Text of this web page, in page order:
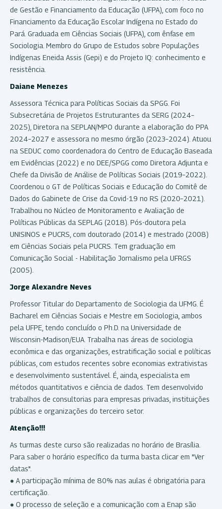
de Gestão e Financiamento da Educação (UFPA), com foco no
Financiamento da Educação Escolar Indígena no Estado do
Pará. Graduada em Ciências Sociais (UFPA), com ênfase em
Sociologia. Membro do Grupo de Estudos sobre Populações
Indígenas Eneida Assis (Gepi) e do Projeto IQ: conhecimento e
resistência.
Daiane Menezes
Assessora Técnica para Políticas Sociais da SPGG. Foi
Subsecretária de Projetos Estruturantes da SERG (2024–
2025), Diretora na SEPLAN/MPO durante a elaboração do PPA
2024–2027 e assessora no mesmo órgão (2023–2024). Atuou
na SEDUC como coordenadora do Centro de Educação Baseada
em Evidências (2022) e no DEE/SPGG como Diretora Adjunta e
Chefe da Divisão de Análise de Políticas Sociais (2019–2022).
Coordenou o GT de Políticas Sociais e Educação do Comitê de
Dados do Gabinete de Crise da Covid-19 no RS (2020–2021).
Trabalhou no Núcleo de Monitoramento e Avaliação de
Políticas Públicas da SEPLAG (2018). Pós-doutora pela
UNISINOS e PUCRS, com doutorado (2014) e mestrado (2008)
em Ciências Sociais pela PUCRS. Tem graduação em
Comunicação Social - Habilitação Jornalismo pela UFRGS
(2005).
Jorge Alexandre Neves
Professor Titular do Departamento de Sociologia da UFMG. É
Bacharel em Ciências Sociais e Mestre em Sociologia, ambos
pela UFPE, tendo concluído o Ph.D. na Universidade de
Wisconsin-Madison/EUA. Trabalha nas áreas de sociologia
econômica e das organizações, estratificação social e políticas
públicas, com estudos recentes sobre economias extrativistas
e desenvolvimento sustentável. É, ainda, especialista em
métodos quantitativos e ciência de dados. Tem desenvolvido
trabalhos de consultorias para empresas privadas, instituições
públicas e organizações do terceiro setor.
Atenção!!!
As turmas deste curso são realizadas no horário de Brasília.
Para saber o horário específico da turma basta clicar em "Ver
datas".
● A participação mínima de 80% nas aulas é obrigatória para
certificação.
● O processo de seleção e a comunicação com a Enap são